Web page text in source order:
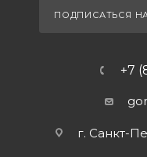
ПОДПИСАТЬСЯ
+7
г. Санкт-